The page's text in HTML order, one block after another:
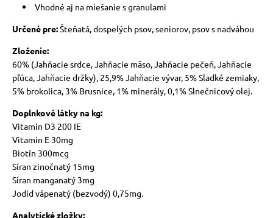
Vhodné aj na miešanie s granulami
Určené pre:Šteňatá, dospelých psov, seniorov, psov s nadváhou
Zloženie:
60% (Jahňacie srdce, Jahňacie mäso, Jahňacie pečeň, Jahňacie
pľúca, Jahňacie držky), 25,9% Jahňacie vývar, 5% Sladké zemiaky,
5% brokolica, 3% Brusnice, 1% minerály, 0,1% Slnečnicový olej.
Doplnkové látky na kg:
Vitamin D3 200 IE
Vitamin E 30mg
Biotín 300mcg
Síran zinočnatý 15mg
Síran manganatý 3mg
Jodid vápenatý (bezvodý) 0,75mg.
Analytické zložky: